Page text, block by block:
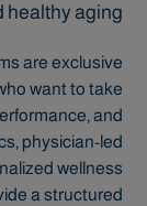
healthy aging
are exclusive
want to take
and
physician-led
wellness
a structured